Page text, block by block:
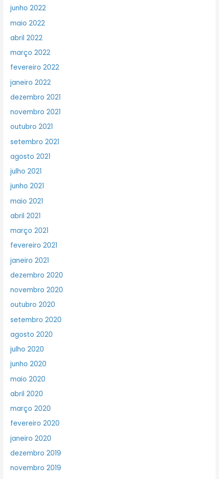
junho 2022
maio 2022
abril 2022
março 2022
fevereiro 2022
janeiro 2022
dezembro 2021
novembro 2021
outubro 2021
setembro 2021
agosto 2021
julho 2021
junho 2021
maio 2021
abril 2021
março 2021
fevereiro 2021
janeiro 2021
dezembro 2020
novembro 2020
outubro 2020
setembro 2020
agosto 2020
julho 2020
junho 2020
maio 2020
abril 2020
março 2020
fevereiro 2020
janeiro 2020
dezembro 2019
novembro 2019